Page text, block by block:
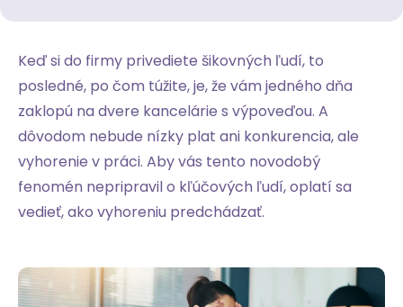
Keď si do firmy privediete šikovných ľudí, to
posledné, po čom túžite, je, že vám jedného dňa
zaklopú na dvere kancelárie s výpoveďou. A
dôvodom nebude nízky plat ani konkurencia, ale
vyhorenie v práci. Aby vás tento novodobý
fenomén nepripravil o kľúčových ľudí, oplatí sa
vedieť, ako vyhoreniu predchádzať.